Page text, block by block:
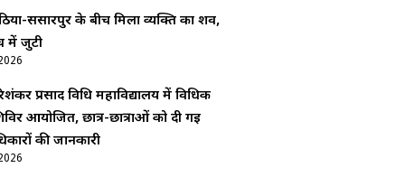
ससारपुर के बीच मिला व्यक्ति का शव,
में जुटी
प्रसाद विधि महाविद्यालय में विधिक
आयोजित, छात्र-छात्राओं को दी गई
की जानकारी